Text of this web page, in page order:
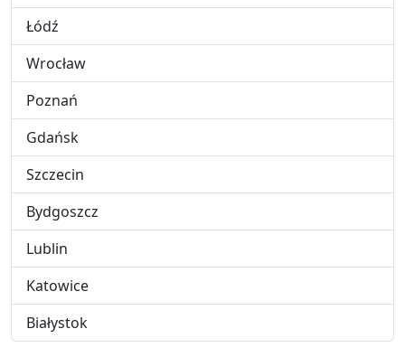
Łódź
Wrocław
Poznań
Gdańsk
Szczecin
Bydgoszcz
Lublin
Katowice
Białystok